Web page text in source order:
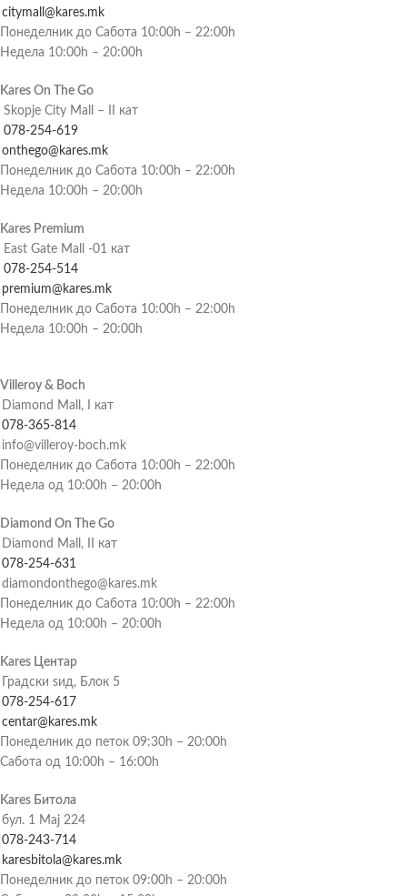
citymall@kares.mk
Понеделник до Сабота 10:00h – 22:00h
Недела 10:00h – 20:00h
Kares On The Go
Skopje City Mall – II кат
078-254-619
onthego@kares.mk
Понеделник до Сабота 10:00h – 22:00h
Недела 10:00h – 20:00h
Kares Premium
East Gate Mall -01 кат
078-254-514
premium@kares.mk
Понеделник до Сабота 10:00h – 22:00h
Недела 10:00h – 20:00h
Villeroy & Boch
Diamond Mall, I кат
078-365-814
info@villeroy-boch.mk
Понеделник до Сабота 10:00h – 22:00h
Недела од 10:00h – 20:00h
Diamond On The Go
Diamond Mall, II кат
078-254-631
diamondonthego@kares.mk
Понеделник до Сабота 10:00h – 22:00h
Недела од 10:00h – 20:00h
Kares Центар
Градски ѕид, Блок 5
078-254-617
centar@kares.mk
Понеделник до петок 09:30h – 20:00h
Сабота од 10:00h – 16:00h
Kares Битола
бул. 1 Мај 224
078-243-714
karesbitola@kares.mk
Понеделник до петок 09:00h – 20:00h